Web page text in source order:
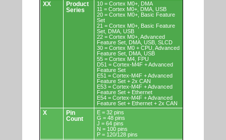
XX
Product
Series
10 = Cortex M0+, DMA
11 = Cortex M0+, DMA, USB
20 = Cortex M0+, Basic Feature
Set
21 = Cortex M0+, Basic Feature
Set, DMA, USB
22 = Cortex M0+, Advanced
Feature Set, DMA, USB, SLCD
30 = Cortex M0 + CPU, Advanced
Feature Set, DMA, USB
55 = Cortex M4, FPU
D51 = Cortex-M4F + Advanced
Feature Set
E51 = Cortex-M4F + Advanced
Feature Set + 2x CAN
E53 = Cortex-M4F + Advanced
Feature Set + Ethernet
E54 = Cortex-M4F + Advanced
Feature Set + Ethernet + 2x CAN
X
Pin
Count
E = 32 pins
G = 48 pins
J = 64 pins
N = 100 pins
P = 120/128 pins